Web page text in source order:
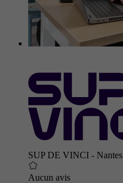
SUP DE VINCI - Nantes
Aucun avis